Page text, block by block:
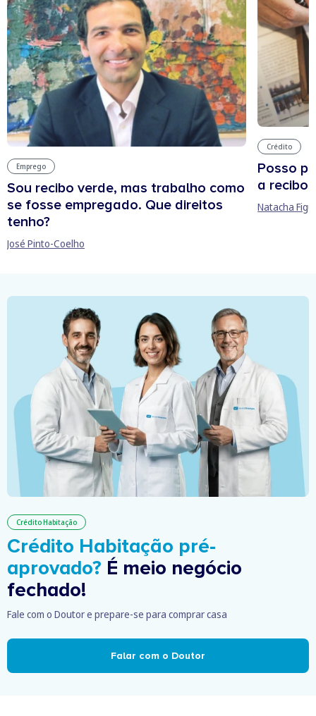
Emprego
Sou recibo verde, mas trabalho como
se fosse empregado. Que direitos
tenho?
José Pinto-Coelho
Crédito
Posso
a
Natacha
Crédito Habitação
Crédito Habitação pré-
aprovado? É meio negócio
fechado!
Fale com o Doutor e prepare-se para comprar casa
Falar com o Doutor